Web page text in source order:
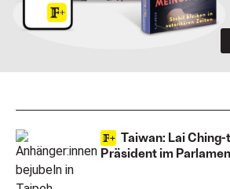
Taiwan: Lai Ching-
Präsident im